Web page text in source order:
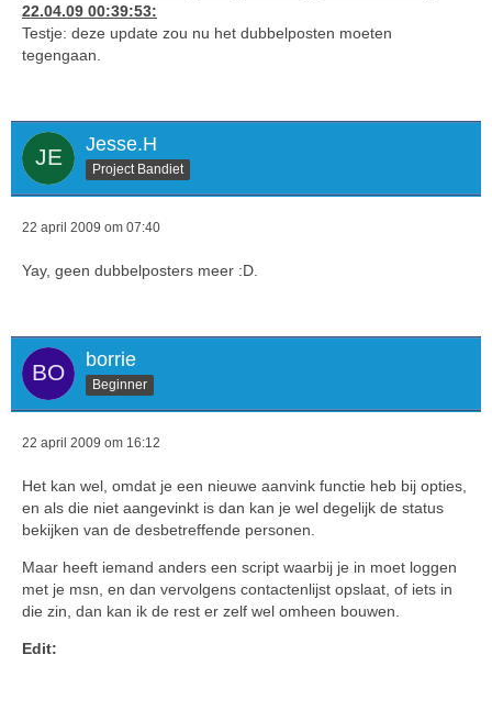
22.04.09 00:39:53:
Testje: deze update zou nu het dubbelposten moeten
tegengaan.
Jesse.H
Project Bandiet
22 april 2009 om 07:40
Yay, geen dubbelposters meer :D.
borrie
Beginner
22 april 2009 om 16:12
Het kan wel, omdat je een nieuwe aanvink functie heb bij opties,
en als die niet aangevinkt is dan kan je wel degelijk de status
bekijken van de desbetreffende personen.
Maar heeft iemand anders een script waarbij je in moet loggen
met je msn, en dan vervolgens contactenlijst opslaat, of iets in
die zin, dan kan ik de rest er zelf wel omheen bouwen.
Edit: